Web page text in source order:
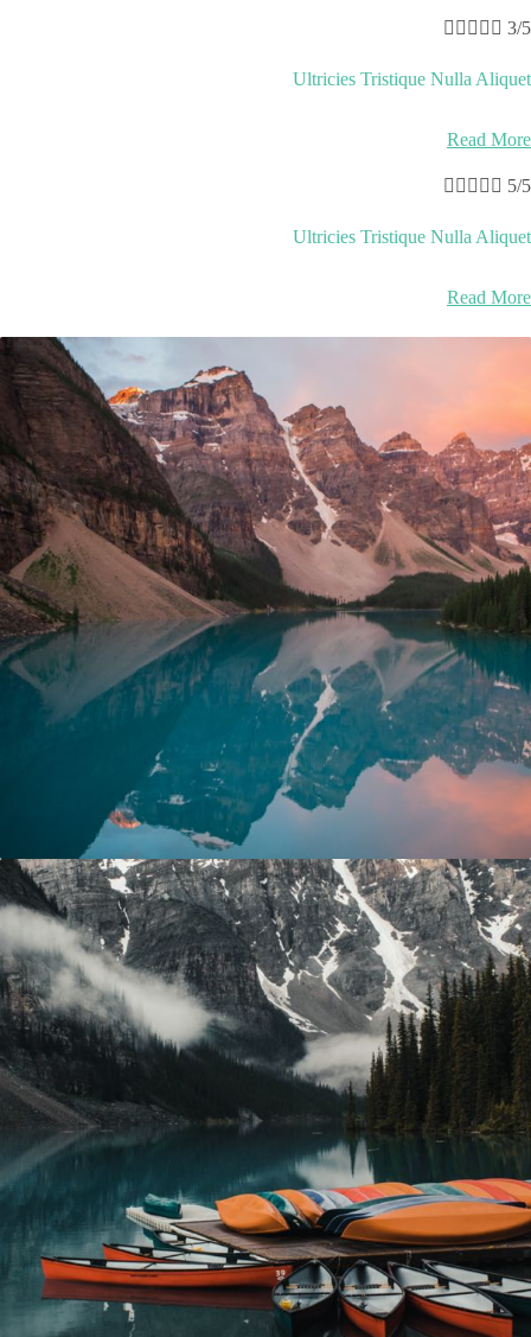
     3/5
Ultricies Tristique Nulla Aliquet
Read More
     5/5
Ultricies Tristique Nulla Aliquet
Read More